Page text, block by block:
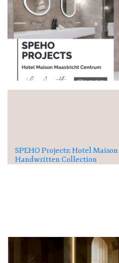
SPEHO Projects: Hotel
Handwritten Collection